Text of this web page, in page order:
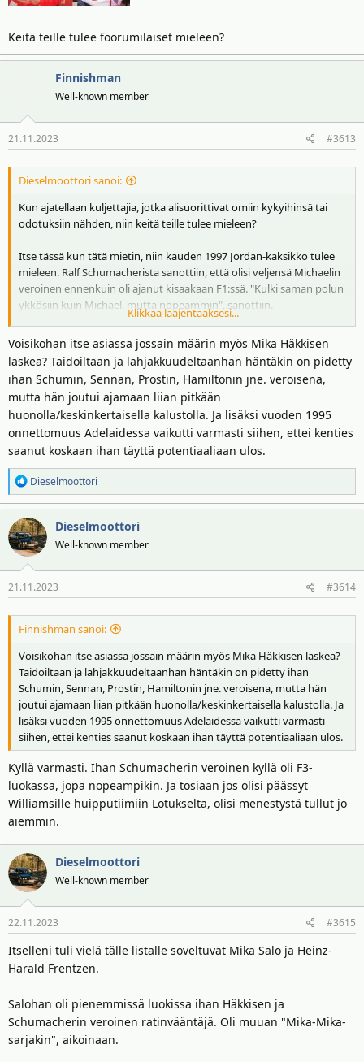
Keitä teille tulee foorumilaiset mieleen?
Finnishman
Well-known member
21.11.2023 #3613
Dieselmoottori sanoi:
Kun ajatellaan kuljettajia, jotka alisuorittivat omiin kykyihinsä tai
odotuksiin nähden, niin keitä teille tulee mieleen?
Itse tässä kun tätä mietin, niin kauden 1997 Jordan-kaksikko tulee
mieleen. Ralf Schumacherista sanottiin, että olisi veljensä Michaelin
veroinen ennenkuin oli ajanut kisaakaan F1:ssä. "Kulki saman polun
ykkösiin kuin Michael, mutta nopeammin", sanottiin.
Piti siis tulla maailmanmestari hänestä. Sama koski Fisichellaa.
Pidettiin Italian seuraavana kultapoikana, joka toisi vihdoinkin
maailmanmestaruuden takaisin Italiaan.
Fisichella osoittikin pitkään lahjakkuutta pienemmissä tiimeissä,
kuten Jordanilla, Benettonilla ja Sauberilla, mutta kun vihdoin pääsi
nauttimaan kalustosta, jolla voisi mestaruuden voittaa, jäikin
statistiksi Alonsolle.
Näytä liitetiedosto 4235
Myös Kubicaa pidettiin äärimmäisen hyvänä ja lahjakkaana, mutta
olikin BMW-Sauberilla aika pitkälti Heidfeldin vauhdissa. Lopulta
rallionnettomuus tietysti pilasi uran.
Ehkä myös Kimi Räikkönen voisi kuulua tähän. Maailmanmestaruus
toki miehellä, mutta useamman tittelin olisi voinut lahjakkuudellaan
myös ottaa.
Keitä teille tulee foorumilaiset mieleen?
Klikkaa laajentaaksesi...
Voisikohan itse asiassa jossain määrin myös Mika Häkkisen
laskea? Taidoiltaan ja lahjakkuudeltaanhan häntäkin on pidetty
ihan Schumin, Sennan, Prostin, Hamiltonin jne. veroisena,
mutta hän joutui ajamaan liian pitkään
huonolla/keskinkertaisella kalustolla. Ja lisäksi vuoden 1995
onnettomuus Adelaidessa vaikutti varmasti siihen, ettei kenties
saanut koskaan ihan täyttä potentiaaliaan ulos.
R
e
a
k
t
i
o
t
Dieselmoottori
Dieselmoottori
Well-known member
21.11.2023 #3614
Finnishman sanoi:
Voisikohan itse asiassa jossain määrin myös Mika Häkkisen laskea?
Taidoiltaan ja lahjakkuudeltaanhan häntäkin on pidetty ihan
Schumin, Sennan, Prostin, Hamiltonin jne. veroisena, mutta hän
joutui ajamaan liian pitkään huonolla/keskinkertaisella kalustolla. Ja
lisäksi vuoden 1995 onnettomuus Adelaidessa vaikutti varmasti
siihen, ettei kenties saanut koskaan ihan täyttä potentiaaliaan ulos.
Kyllä varmasti. Ihan Schumacherin veroinen kyllä oli F3-
luokassa, jopa nopeampikin. Ja tosiaan jos olisi päässyt
Williamsille huipputiimiin Lotukselta, olisi menestystä tullut jo
aiemmin.
Dieselmoottori
Well-known member
22.11.2023 #3615
Itselleni tuli vielä tälle listalle soveltuvat Mika Salo ja Heinz-
Harald Frentzen.
Salohan oli pienemmissä luokissa ihan Häkkisen ja
Schumacherin veroinen ratinvääntäjä. Oli muuan "Mika-Mika-
sarjakin", aikoinaan.